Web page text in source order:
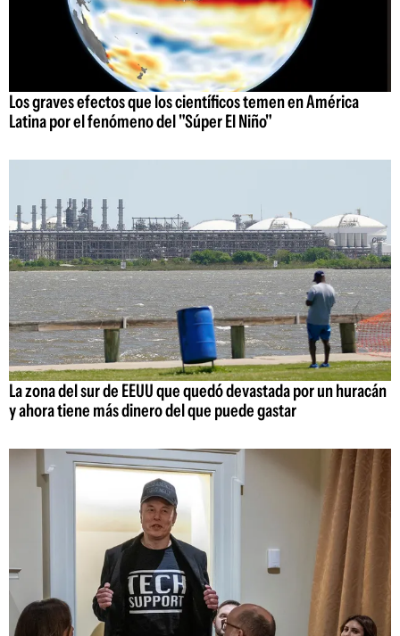
Los graves efectos que los científicos temen en América
Latina por el fenómeno del "Súper El Niño"
La zona del sur de EEUU que quedó devastada por un huracán
y ahora tiene más dinero del que puede gastar